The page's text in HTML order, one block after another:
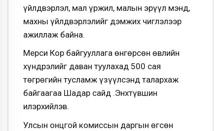
үйлдвэрлэл, мал үржил, малын эрүүл мэнд,
махны үйлдвэрлэлийг дэмжих чиглэлээр
ажиллаж байна.
Мерси Кор байгууллага өнгөрсөн өвлийн
хүндрэлийг даван туулахад 500 сая
төгрөгийн тусламж үзүүлсэнд талархаж
байгаагаа Шадар сайд Ө.Энхтүвшин
илэрхийлэв.
Улсын онцгой комиссын даргын өгсөн